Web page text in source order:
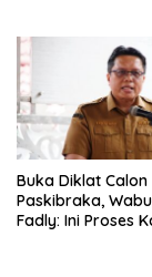
Buka Diklat Calon
Paskibraka,
Fadly: Ini Proses